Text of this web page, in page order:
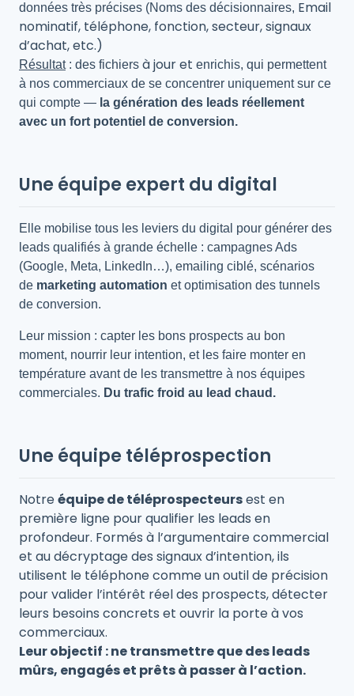
données très précises (Noms des décisionnaires, Email
nominatif, téléphone, fonction, secteur, signaux
d’achat, etc.)
Résultat: des fichiers à jour et enrichis, qui permettent
à nos commerciaux de se concentrer uniquement sur ce
qui compte — la génération des leads réellement
avec un fort potentiel de conversion.
Une équipe expert du digital
Elle mobilise tous les leviers du digital pour générer des
leads qualifiés à grande échelle : campagnes Ads
(Google, Meta, LinkedIn…), emailing ciblé, scénarios
de marketing automation et optimisation des tunnels
de conversion.
Leur mission : capter les bons prospects au bon
moment, nourrir leur intention, et les faire monter en
température avant de les transmettre à nos équipes
commerciales. Du trafic froid au lead chaud.
Une équipe téléprospection
Notreéquipe de téléprospecteursest en
première ligne pour qualifier les leads en
profondeur. Formés à l’argumentaire commercial
et au décryptage des signaux d’intention, ils
utilisent le téléphone comme un outil de précision
pour valider l’intérêt réel des prospects, détecter
leurs besoins concrets et ouvrir la porte à vos
commerciaux.
Leur objectif : ne transmettre que des leads
mûrs, engagés et prêts à passer à l’action.